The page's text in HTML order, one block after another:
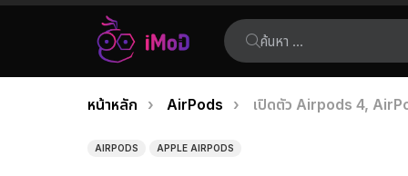
ค้นหา:
เรื่อง
ล่าสุด
คุณอยู่ที่นี่:
หน้าหลัก AirPods เปิดตัว Airpods 4,
AIRPODS APPLE AIRPODS